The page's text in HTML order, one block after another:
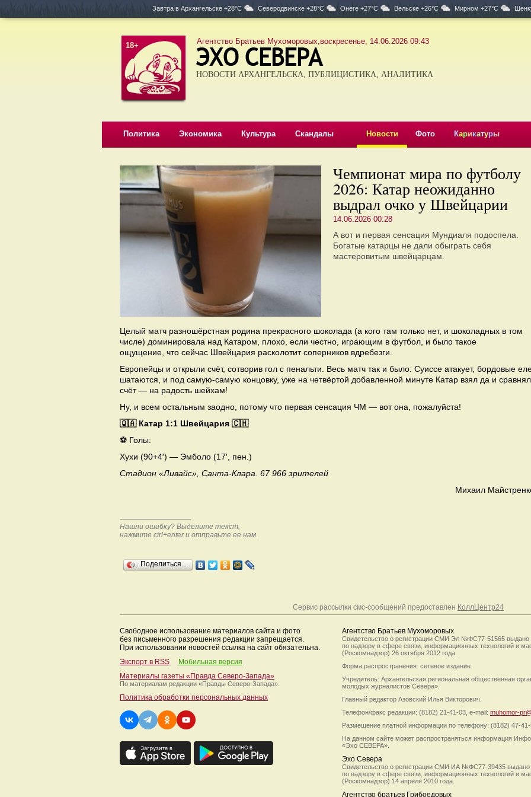
Завтра в Архангельске +28°C Северодвинске +28°C Онеге +27°C Вельске +26°C Мирном +27°C
18+ Агентство Братьев Мухоморовых,воскресенье, 14.06.2026 09:43
НОВОСТИ АРХАНГЕЛЬСКА, ПУБЛИЦИСТИКА, АНАЛИТИКА
Политика Экономика Культура Скандалы Новости Фото Карикатуры
Чемпионат мира по футболу
2026: Катар неожиданно
выдрал очко у Швейцарии
14.06.2026 00:28
А вот и первая сенсация Мундиаля подоспела.
Богатые катарцы не дали обыграть себя
мастеровитым швейцарцам.
Целый матч разношёрстная родина прекрасного шоколада (а кого там только нет, и шоколадных в том
числе) доминировала над Катаром, плохо, если честно, играющим в футбол, и было такое
ощущение, что сейчас Швейцария расколотит соперников вдребезги.
Европейцы и открыли счёт, сотворив гол с пенальти. Весь матч так и было: Суиссе атакует, бордовые
шатаются, и под самую-самую концовку, уже на четвёртой добавленной минуте Катар взял да и сравнял
счёт — на радость шейхам!
Ну, и всем остальным заодно, потому что первая сенсация ЧМ — вот она, пожалуйста!
🇶🇦 Катар 1:1 Швейцария 🇨🇭
⚽️ Голы:
Хухи (90+4′) — Эмболо (17′, пен.)
Стадион «Ливайс», Санта-Клара. 67 966 зрителей
Михаил
Нашли ошибку? Выделите текст,
нажмите ctrl+enter и отправьте ее нам.
Поделиться…
Сервис рассылки смс-сообщений предоставлен КоллЦентр24
Свободное использование материалов сайта и фото
без письменного разрешения редакции запрещается.
При использовании новостей ссылка на сайт обязательна.
Экспорт в RSS
Мобильная версия
Материалы газеты «Правда Северо-Запада»
По материалам редакции «Правды Северо-Запада».
Политика обработки персональных данных
Агентство Братьев Мухоморовых
Свидетельство о регистрации СМИ Эл №ФС77-51565 выдано
по надзору в сфере связи, информационных технологий и
(Роскомнадзор) 26 октября 2012 года.
Форма распространения: сетевое издание.
Учредитель: Архангельская региональная общественная
молодых журналистов Севера».
Главный редактор Азовский Илья Викторович.
Телефон/факс редакции: (8182) 21-41-03, e-mail: muhomor-
Размещение платной информации по телефону: (8182) 47-
На данном сайте может распространяться информация
«Эхо СЕВЕРА».
Эхо Севера
Свидетельство о регистрации СМИ ИА №ФС77-39435 выдано
по надзору в сфере связи, информационных технологий и
(Роскомнадзор) 14 апреля 2010 года.
Агентство братьев Грибоедовых